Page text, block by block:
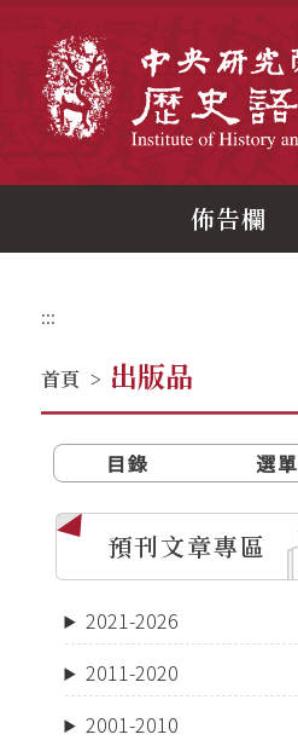
佈告欄
:::
首頁 > 出版品
目錄 選單
預刊文章專區
2021-2026
2011-2020
2001-2010